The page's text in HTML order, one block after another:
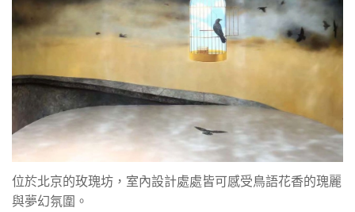
位於北京的玫瑰坊，室內設計處處皆可感受鳥語花香的瑰麗
與夢幻氛圍。